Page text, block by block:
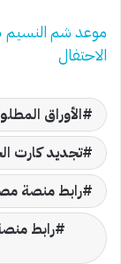
الاحتفال
الأوراق
تجديد كارت
رابط منصة
رابط